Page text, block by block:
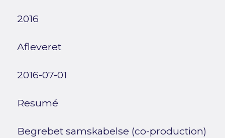
2016
Afleveret
2016-07-01
Resumé
Begrebet samskabelse (co-production)